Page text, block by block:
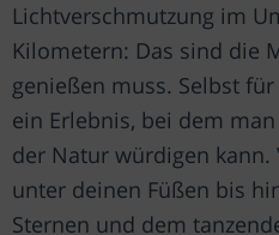
Lichtverschmutzung im
Kilometern: Das sind die
genießen muss. Selbst
ein Erlebnis, bei dem
der Natur würdigen kann.
unter deinen Füßen bis
Sternen und dem